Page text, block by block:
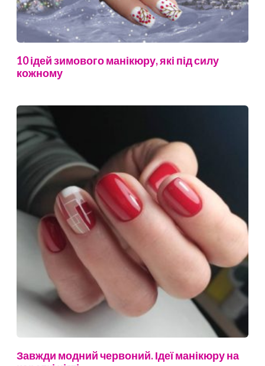
10 ідей зимового манікюру, які під силу
кожному
Завжди модний червоний. Ідеї манікюру на